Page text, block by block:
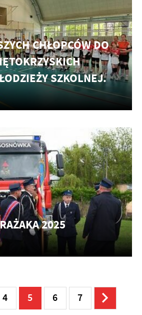
CHŁOPCÓW DO
SZKOLNEJ.
2025
4 5 6 7